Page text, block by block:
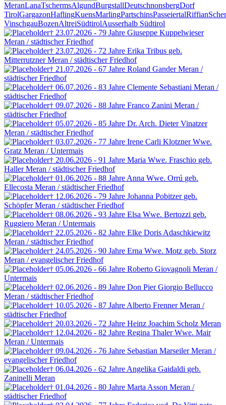
MeranLanaTschermsAlgundBurgstallDeutschnonsbergDorf
TirolGargazonHaflingKuensMarlingPartschinsPasseiertalRiffian
VinschgauBozenAltreiSüdtirolAusserhalb Südtirol
† 23.07.2026 - 79 Jahre Giuseppe Kuppelwieser
Meran / städtischer Friedhof
† 23.07.2026 - 72 Jahre Erika Tribus geb.
MitterrutznerMeran / städtischer Friedhof
† 21.07.2026 - 67 Jahre Roland GanderMeran /
städtischer Friedhof
† 06.07.2026 - 83 Jahre Clemente Sebastiani Meran /
städtischer Friedhof
† 09.07.2026 - 88 Jahre Franco Zanini Meran /
städtischer Friedhof
† 05.07.2026 - 85 Jahre Dr. Arch. Dieter Vinatzer
Meran / städtischer Friedhof
† 03.07.2026 - 77 Jahre Irene Carli KlotznerWwe.
Gratz Meran / Untermais
† 20.06.2026 - 91 Jahre Maria Wwe. Fraschio geb.
HallerMeran / städtischer Friedhof
† 01.06.2026 - 88 Jahre Anna Wwe. Orrú geb.
Ellecosta Meran / städtischer Friedhof
† 12.06.2026 - 79 Jahre Johanna Pobitzer geb.
SchöpferMeran / städtischer Friedhof
† 08.06.2026 - 93 Jahre Elsa Wwe. Bertozzi geb.
Ruggiero Meran / Untermais
† 22.05.2026 - 82 Jahre Elke Doris Adaschkiewitz
Meran / städtischer Friedhof
† 24.05.2026 - 90 Jahre Erna Wwe. Motz geb. Storz
Meran / evangelischer Friedhof
† 05.06.2026 - 66 Jahre Roberto Giovagnoli Meran /
Untermais
† 02.06.2026 - 89 Jahre Don Pier Giorgio Bellucco
Meran / städtischer Friedhof
† 10.05.2026 - 87 Jahre Alberto FrennerMeran /
städtischer Friedhof
† 20.03.2026 - 72 Jahre Heinz Joachim Scholz Meran
† 12.04.2026 - 82 Jahre Regina ThalerWwe. Mair
Meran / Untermais
† 09.04.2026 - 76 Jahre Sebastian MarseilerMeran /
evangelischer Friedhof
† 06.04.2026 - 62 Jahre Angelika Gaidaldi geb.
Zaninelli Meran
† 01.04.2026 - 80 Jahre Marta Asson Meran /
städtischer Friedhof